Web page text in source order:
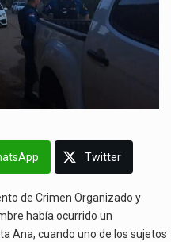
Twitter
de Crimen Organizado y
había ocurrido un
Ana, cuando uno de los sujetos